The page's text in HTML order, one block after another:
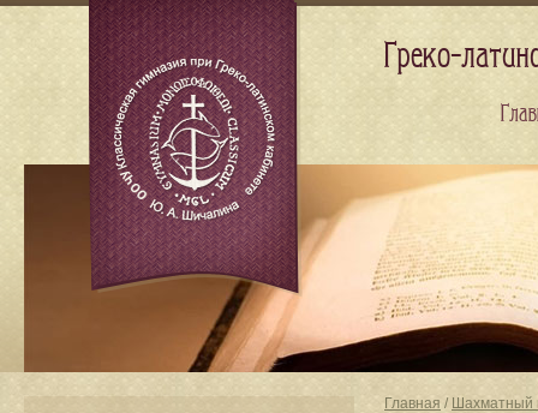
Главная / Шахматный
Греко-